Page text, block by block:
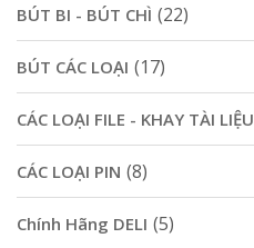
BÚT BI - BÚT CHÌ (22)
BÚT CÁC LOẠI (17)
CÁC LOẠI FILE - KHAY TÀI LIỆU
CÁC LOẠI PIN (8)
Chính Hãng DELI (5)